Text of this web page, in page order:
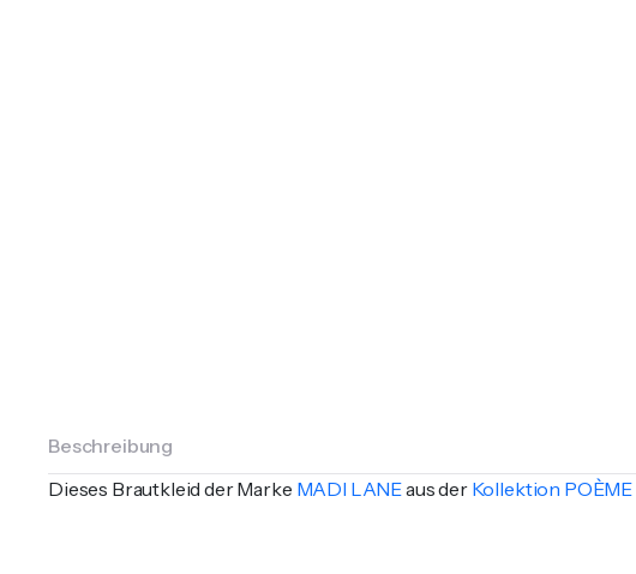
Beschreibung
Dieses Brautkleid der Marke MADI LANEaus der Kollektion POÈME